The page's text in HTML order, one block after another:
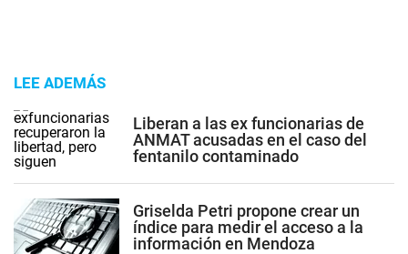
LEE ADEMÁS
Liberan a las ex funcionarias de
ANMAT acusadas en el caso del
fentanilo contaminado
Griselda Petri propone crear un
índice para medir el acceso a la
información en Mendoza